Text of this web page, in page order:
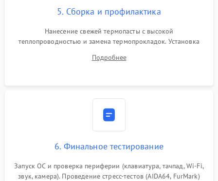
5. Сборка и профилактика
Нанесение свежей термопасты с высокой
теплопроводностью и замена термопрокладок. Установка
шлейфов, модулей памяти и накопителей. Предварительная
Подробнее
6. Финальное тестирование
Запуск ОС и проверка периферии (клавиатура, тачпад, Wi-Fi,
звук, камера). Проведение стресс-тестов (AIDA64, FurMark)